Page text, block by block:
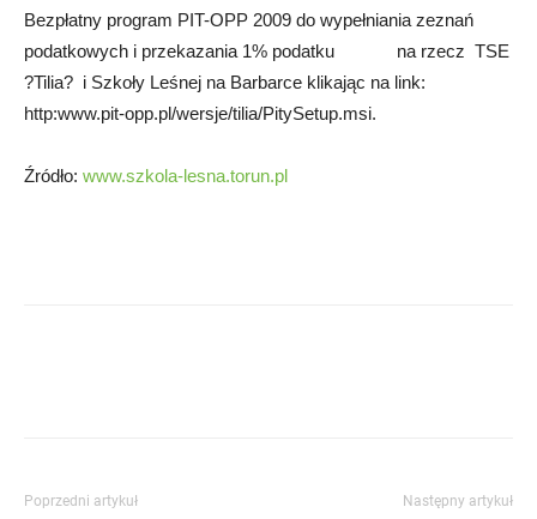
Bezpłatny program PIT-OPP 2009 do wypełniania zeznań
podatkowych i przekazania 1% podatku na rzecz TSE
?Tilia? i Szkoły Leśnej na Barbarce klikając na link:
http:www.pit-opp.pl/wersje/tilia/PitySetup.msi.
Źródło: www.szkola-lesna.torun.pl
Poprzedni artykuł Następny artykuł